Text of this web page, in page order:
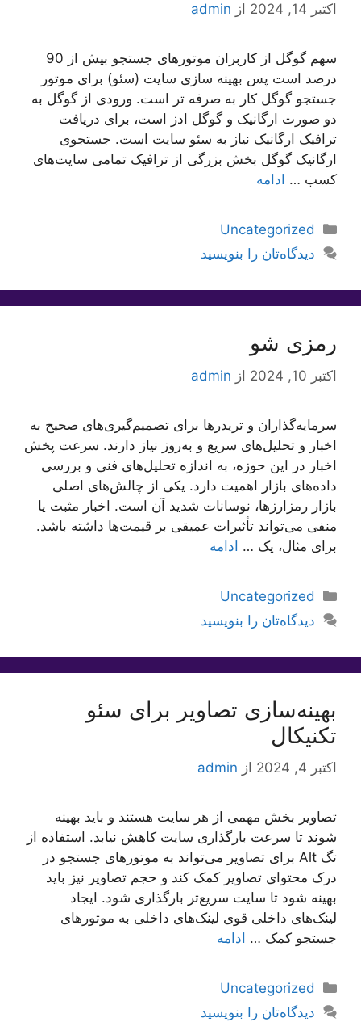
اکتبر 14, 2024 از admin
سهم گوگل از کاربران موتور‌‌های جستجو بیش از 90
درصد است پس بهینه سازی سایت (سئو) برای موتور
جستجو گوگل کار به صرفه تر است. ورودی از گوگل به
دو صورت ارگانیک و گوگل ادز است، برای دریافت
ترافیک ارگانیک نیاز به سئو سایت است. جستجوی
ارگانیک گوگل بخش بزرگی از ترافیک تمامی سایت‌های
کسب … ادامه
دسته‌ها
Uncategorized
دیدگاه‌تان را بنویسید
رمزی شو
اکتبر 10, 2024 از admin
سرمایه‌گذاران و تریدرها برای تصمیم‌گیری‌های صحیح به
اخبار و تحلیل‌های سریع و به‌روز نیاز دارند. سرعت پخش
اخبار در این حوزه، به اندازه تحلیل‌های فنی و بررسی
داده‌های بازار اهمیت دارد. یکی از چالش‌های اصلی
بازار رمزارزها، نوسانات شدید آن است. اخبار مثبت یا
منفی می‌تواند تأثیرات عمیقی بر قیمت‌ها داشته باشد.
برای مثال، یک … ادامه
دسته‌ها
Uncategorized
دیدگاه‌تان را بنویسید
بهینه‌سازی تصاویر برای سئو
تکنیکال
اکتبر 4, 2024 از admin
تصاویر بخش مهمی از هر سایت هستند و باید بهینه
شوند تا سرعت بارگذاری سایت کاهش نیابد. استفاده از
تگ Alt برای تصاویر می‌تواند به موتورهای جستجو در
درک محتوای تصاویر کمک کند و حجم تصاویر نیز باید
بهینه شود تا سایت سریع‌تر بارگذاری شود. ایجاد
لینک‌های داخلی قوی لینک‌های داخلی به موتورهای
جستجو کمک … ادامه
دسته‌ها
Uncategorized
دیدگاه‌تان را بنویسید